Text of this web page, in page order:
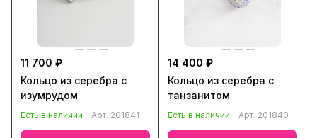
11 700 ₽
Кольцо из серебра с
изумрудом
Есть в наличии Арт. 201841
14 400 ₽
Кольцо из серебра с
танзанитом
Есть в наличии Арт. 201840